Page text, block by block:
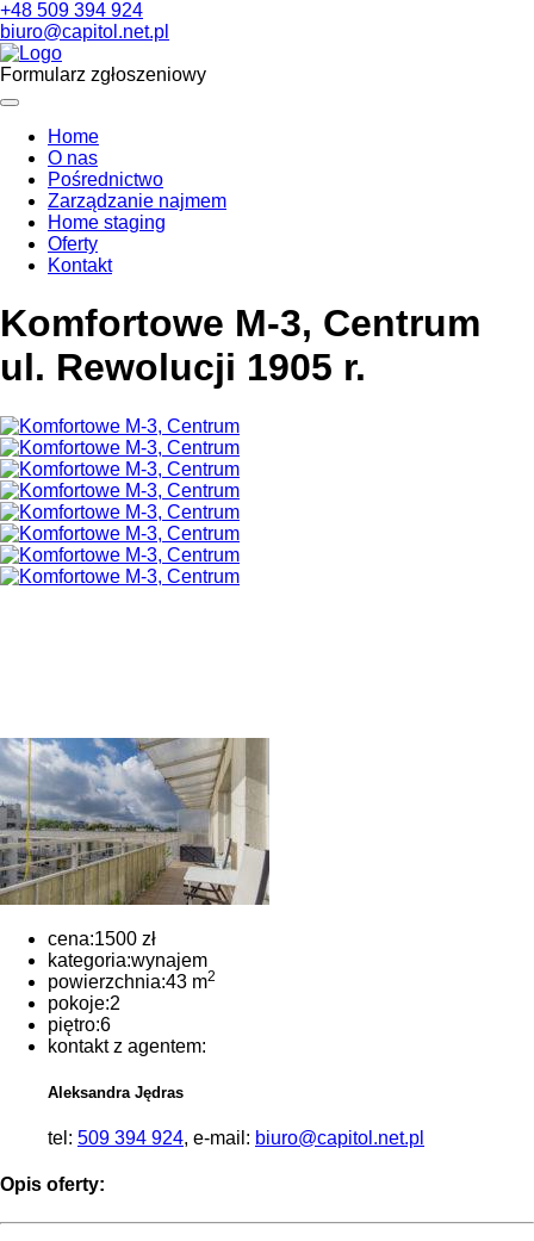
+48 509 394 924
biuro@capitol.net.pl
Formularz zgłoszeniowy
Home
O nas
Pośrednictwo
Zarządzanie najmem
Home staging
Oferty
Kontakt
Komfortowe M-3, Centrum
ul. Rewolucji 1905 r.
cena:1500 zł
kategoria:wynajem
powierzchnia:43 m2
pokoje:2
piętro:6
kontakt z agentem:
Aleksandra Jędras
tel: 509 394 924, e-mail: biuro@capitol.net.pl
Opis oferty: